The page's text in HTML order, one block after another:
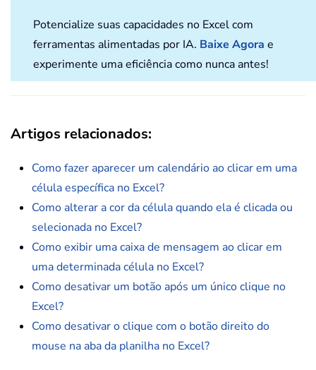
Potencialize suas capacidades no Excel com
ferramentas alimentadas por IA. Baixe Agora e
experimente uma eficiência como nunca antes!
Artigos relacionados:
Como fazer aparecer um calendário ao clicar em uma
célula específica no Excel?
Como alterar a cor da célula quando ela é clicada ou
selecionada no Excel?
Como exibir uma caixa de mensagem ao clicar em
uma determinada célula no Excel?
Como desativar um botão após um único clique no
Excel?
Como desativar o clique com o botão direito do
mouse na aba da planilha no Excel?